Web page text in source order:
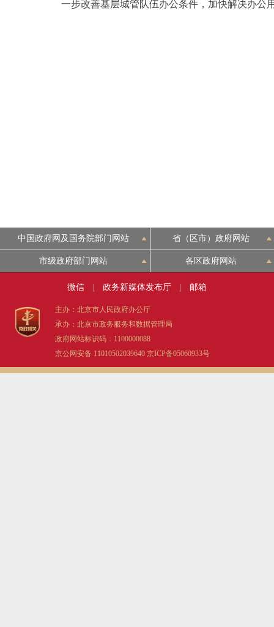
一步改善基层城管队伍办公条件，加快解决办公
中国政府网及国务院部门网站 省（区市）政府网站
市级政府部门网站 各区政府网站
微信 政务新媒体发布厅 邮箱
主办：北京市人民政府办公厅
承办：北京市政务服务和数据管理局
政府网站标识码：1100000088
京公网安备 11010502039640 京ICP备05060933号